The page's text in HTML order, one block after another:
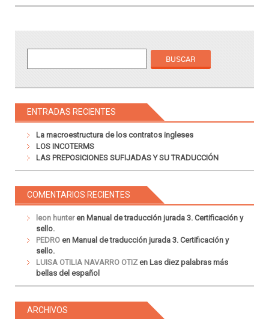
ENTRADAS RECIENTES
La macroestructura de los contratos ingleses
LOS INCOTERMS
LAS PREPOSICIONES SUFIJADAS Y SU TRADUCCIÓN
COMENTARIOS RECIENTES
leon hunteren Manual de traducción jurada 3. Certificación y
sello.
PEDRO en Manual de traducción jurada 3. Certificación y
sello.
LUISA OTILIA NAVARRO OTIZen Las diez palabras más
bellas del español
ARCHIVOS